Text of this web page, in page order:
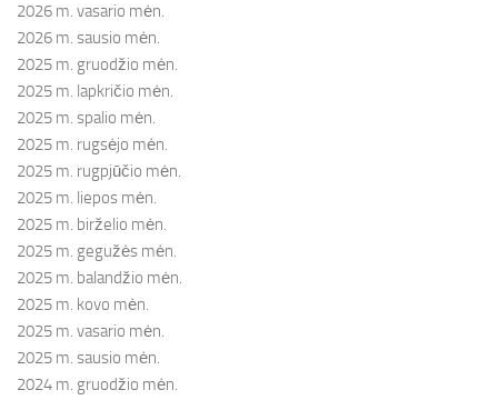
2026 m. vasario mėn.
2026 m. sausio mėn.
2025 m. gruodžio mėn.
2025 m. lapkričio mėn.
2025 m. spalio mėn.
2025 m. rugsėjo mėn.
2025 m. rugpjūčio mėn.
2025 m. liepos mėn.
2025 m. birželio mėn.
2025 m. gegužės mėn.
2025 m. balandžio mėn.
2025 m. kovo mėn.
2025 m. vasario mėn.
2025 m. sausio mėn.
2024 m. gruodžio mėn.